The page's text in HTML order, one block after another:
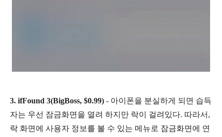
3. ifFound 3(BigBoss, $0.99) - 아이폰을 분실하게 되면 습득
자는 우선 잠금화면을 열려 하지만 락이 걸려있다. 따라서,
락 화면에 사용자 정보를 볼 수 있는 메뉴로 잠금화면에 연